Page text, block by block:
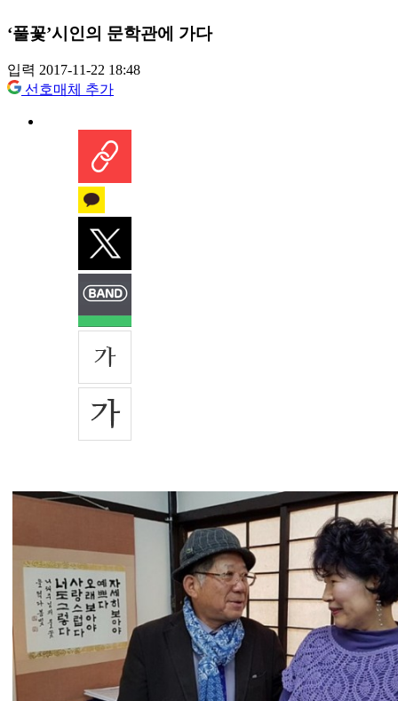
‘풀꽃’시인의 문학관에 가다
입력 2017-11-22 18:48
선호매체 추가